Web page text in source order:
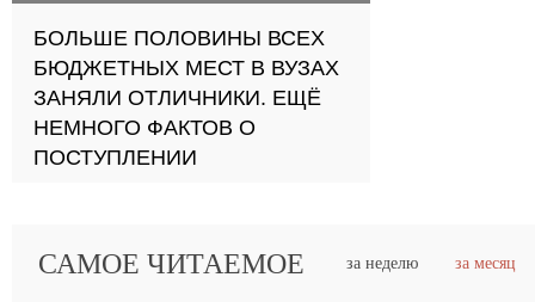
БОЛЬШЕ ПОЛОВИНЫ ВСЕХ
БЮДЖЕТНЫХ МЕСТ В ВУЗАХ
ЗАНЯЛИ ОТЛИЧНИКИ. ЕЩЁ
НЕМНОГО ФАКТОВ О
ПОСТУПЛЕНИИ
САМОЕ ЧИТАЕМОЕ за неделю за месяц